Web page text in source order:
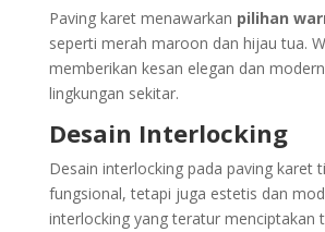
Paving karet menawarkan pilihan
seperti merah maroon dan hijau tua.
memberikan kesan elegan dan
lingkungan sekitar.
Desain Interlocking
Desain interlocking pada paving karet
fungsional, tetapi juga estetis dan
interlocking yang teratur menciptakan